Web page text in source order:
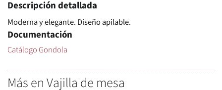
Descripción detallada
Moderna y elegante. Diseño apilable.
Documentación
Catálogo Gondola
Más en Vajilla de mesa